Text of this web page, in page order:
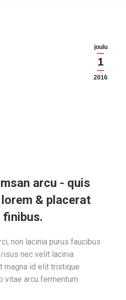
joulu
1
2016
arcu - quis
& placerat
finibus.
non lacinia purus faucibus
nec velit lacinia
magna id elit tristique
vitae arcu fermentum